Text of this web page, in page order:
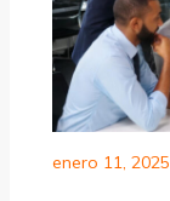
enero 11, 2025